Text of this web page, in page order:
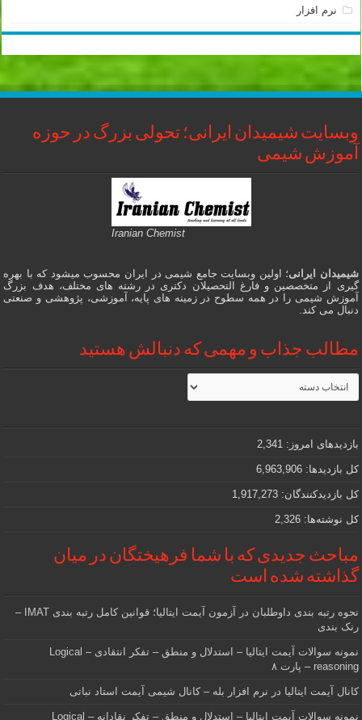
نرم افزار
وبسایت شیمیدان ایرانی؛ تحولی بزرگ در حوزه
آموزش شیمی
Iranian Chemist
شیمیدان ایرانی؛ اولین وبسایت جامع شیمی در ایران محسوب میشود که با بهره
گیری از متخصصین و فارغ التحصیلان دکتری در رشته های مختلف، هدف بزرگ
آموزش شیمی را در همه سطوح در زمینه های پایه، آموزشی، پژوهشی و صنعتی
دنبال می کند.
مطالب جذاب و مهمی که دنبالش هستید
مطالب
جذاب
و
که
دنبالش
هستید
بازدیدهای امروز: 2,341
کل بازدیدها: 6,963,906
کل بازدیدکنند‌گان: 1,917,273
کل نوشته‌ها: 2,326
مباحث جدیدی که با شما فرهیختگان در میان
گذاشته شده است
نحوه رتبه بندی داوطلبان در آزمون آیمت ایتالیا؛ قوانین کامل رتبه بندی IMAT –
رنک بندی
نمونه سوالات آیمت ایتالیا – استدلال و منطق – تفکر انتقادی – Logical
reasoning – پارت ۸
کانال آیمت ایتالیا در نرم افزار بله – کانال شیمی آیمت استاد نباتی
نمونه سوالات آیمت ایتالیا – استدلال و منطق – تفکر نقادانه – Logical